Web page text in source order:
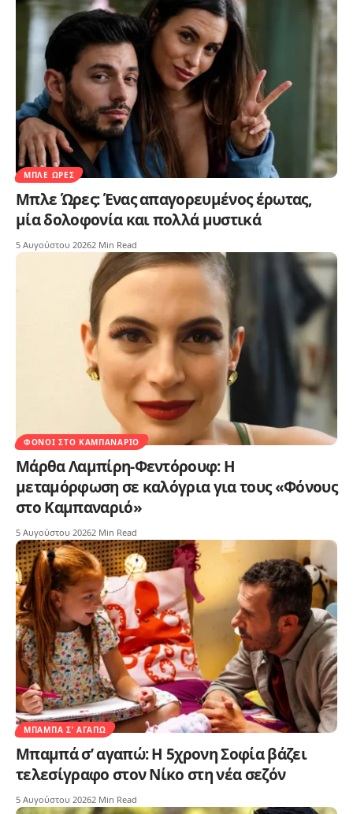
ΜΠΛΕ ΏΡΕΣ
Μπλε Ώρες: Ένας απαγορευμένος έρωτας,
μία δολοφονία και πολλά μυστικά
5 Αυγούστου 20262 Min Read
ΦΌΝΟΙ ΣΤΟ ΚΑΜΠΑΝΑΡΙΌ
Μάρθα Λαμπίρη-Φεντόρουφ: Η
μεταμόρφωση σε καλόγρια για τους «Φόνους
στο Καμπαναριό»
5 Αυγούστου 20262 Min Read
ΜΠΑΜΠΆ Σ’ ΑΓΑΠΏ
Μπαμπά σ’ αγαπώ: Η 5χρονη Σοφία βάζει
τελεσίγραφο στον Νίκο στη νέα σεζόν
5 Αυγούστου 20262 Min Read